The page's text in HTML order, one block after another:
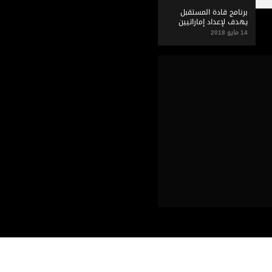
برنامج قادة المستقبل
يهدف لإعداد إماراتيين
قادرين على العمل في
14 مايو 2018